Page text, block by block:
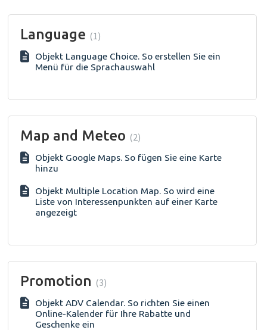
Language 1
Objekt Language Choice. So erstellen Sie ein
Menü für die Sprachauswahl
Map and Meteo 2
Objekt Google Maps. So fügen Sie eine Karte
hinzu
Objekt Multiple Location Map. So wird eine
Liste von Interessenpunkten auf einer Karte
angezeigt
Promotion 3
Objekt ADV Calendar. So richten Sie einen
Online-Kalender für Ihre Rabatte und
Geschenke ein